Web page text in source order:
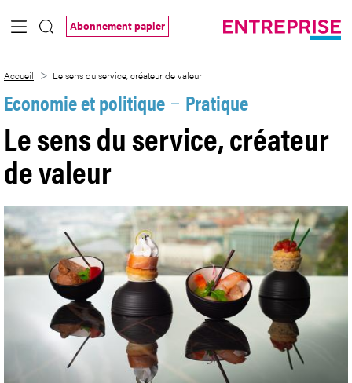
Saut au contenu principal
Abonnement papier
Accueil Le sens du service, créateur de valeur
Economie et politique Pratique
Le sens du service, créateur
de valeur